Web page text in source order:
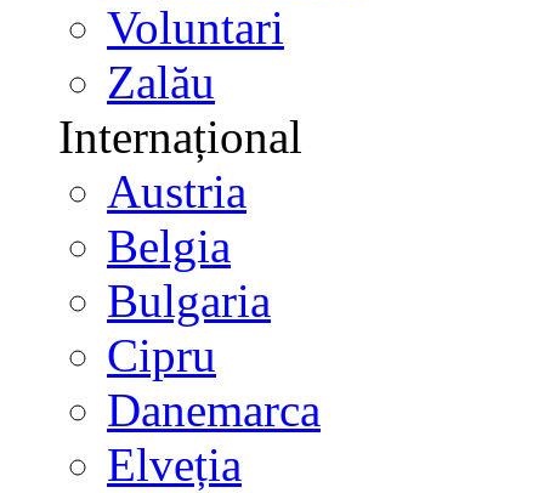
Voluntari
Zalău
Internațional
Austria
Belgia
Bulgaria
Cipru
Danemarca
Elveția